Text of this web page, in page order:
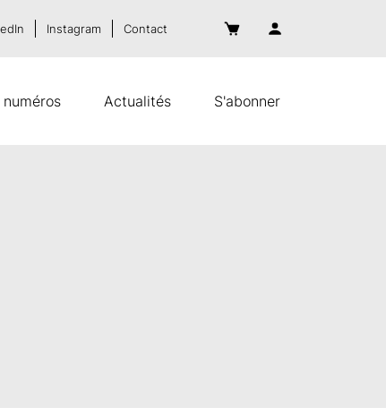
numéros Actualités S'abonner
Instagram Contact